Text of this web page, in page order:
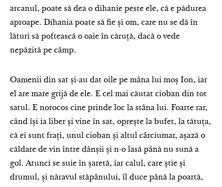
arcanul, poate să dea o dihanie peste ele, că e pădurea
aproape. Dihania poate să fie și om, care nu se dă în
lături să poftească o oaie în căruță, dacă o vede
nepăzită pe câmp.
Oamenii din sat și-au dat oile pe mâna lui moș Ion, iar
el are mare grijă de ele. E cel mai căutat cioban din tot
satul. E norocos cine prinde loc la stâna lui. Foarte rar,
când își ia liber și vine în sat, oprește la bufet, la tătuța,
că ei sunt frați, unul cioban și altul cârciumar, așază o
căldare de vin între dânșii și n-o lasă până nu sună a
gol. Atunci se suie în șaretă, iar calul, care știe și
drumul, și năravul stăpânului, îl duce până la poartă,